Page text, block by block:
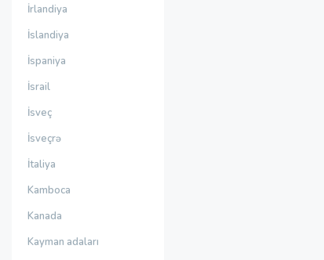
İrlandiya
İslandiya
İspaniya
İsrail
İsveç
İsveçrə
İtaliya
Kamboca
Kanada
Kayman adaları